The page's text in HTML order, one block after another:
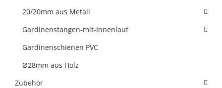
20/20mm aus Metall
Gardinenstangen-mit-Innenlauf
Gardinenschienen PVC
Ø28mm aus Holz
Zubehör